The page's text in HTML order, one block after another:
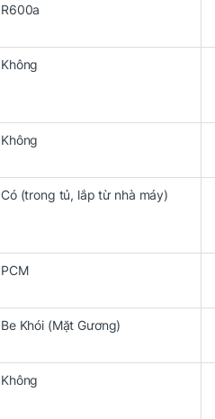
R600a
Không
Không
Có (trong tủ, lắp từ nhà máy)
PCM
Be Khói (Mặt Gương)
Không